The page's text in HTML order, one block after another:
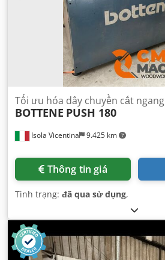
Isola Vicentina 9.425 km
Tối ưu hóa dây chuyền cắt ngang
BOTTENE PUSH 180
Thông tin giá
Tình trạng: đã qua sử dụng,